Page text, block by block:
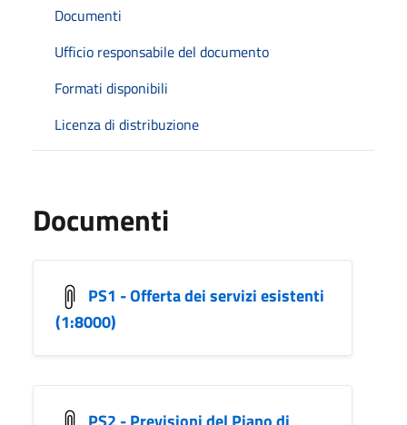
Documenti
Ufficio responsabile del documento
Formati disponibili
Licenza di distribuzione
Documenti
PS1 - Offerta dei servizi esistenti
(1:8000)